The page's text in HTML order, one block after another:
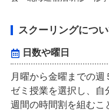
スクーリングにつ
日数や曜日
月曜から金曜までの週
ゼミ授業を選択し、自
週間の時間割を組むこ